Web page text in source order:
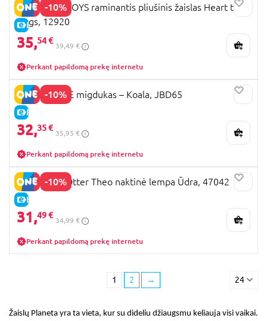
-10%
E-KAINA
INGENUITY TOYS raminantis pliušinis žaislas Heart to
Hugs, 12920
35,54 €
39,49 €
Perkant papildomą prekę internetu
-10%
E-KAINA
FISHER PRICE migdukas – Koala, JBD65
32,35 €
35,95 €
Perkant papildomą prekę internetu
-10%
E-KAINA
BABYFEHN Otter Theo naktinė lempa Ūdra, 47042
31,49 €
34,99 €
Perkant papildomą prekę internetu
1 2 → 24
Žaislų Planeta yra ta vieta, kur su dideliu džiaugsmu keliauja visi vaikai.